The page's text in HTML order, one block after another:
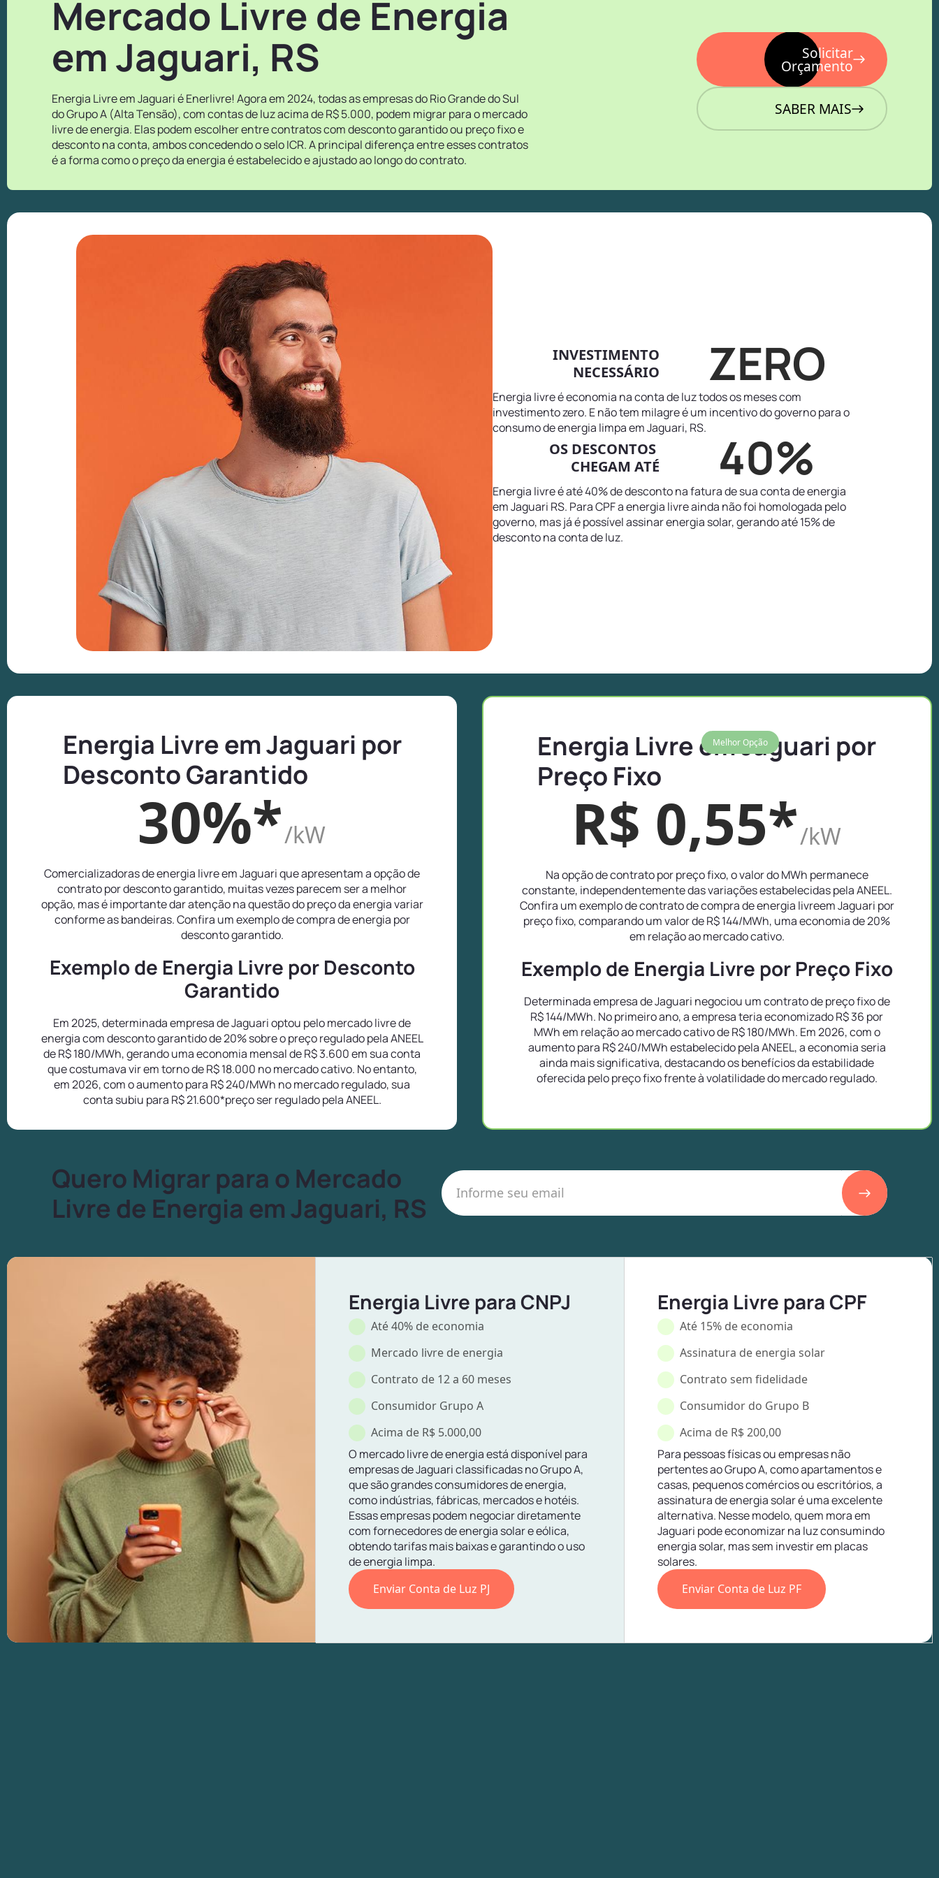
Mercado Livre de Energia
em Jaguari, RS
Energia Livre em Jaguari é Enerlivre! Agora em 2024, todas as empresas do Rio Grande do Sul
do Grupo A (Alta Tensão), com contas de luz acima de R$ 5.000, podem migrar para o mercado
livre de energia. Elas podem escolher entre contratos com desconto garantido ou preço fixo e
desconto na conta, ambos concedendo o selo ICR. A principal diferença entre esses contratos
é a forma como o preço da energia é estabelecido e ajustado ao longo do contrato.
Solicitar
Orçamento
SABER MAIS
INVESTIMENTO
NECESSÁRIO
ZERO
Energia livre é economia na conta de luz todos os meses com
investimento zero. E não tem milagre é um incentivo do governo para o
consumo de energia limpa em Jaguari, RS.
OS DESCONTOS
CHEGAM ATÉ
40%
Energia livre é até 40% de desconto na fatura de sua conta de energia
em Jaguari RS. Para CPF a energia livre ainda não foi homologada pelo
governo, mas já é possível assinar energia solar, gerando até 15% de
desconto na conta de luz.
Energia Livre em Jaguari por
Desconto Garantido
30%*/kW
Comercializadoras de energia livre em Jaguari que apresentam a opção de
contrato por desconto garantido, muitas vezes parecem ser a melhor
opção, mas é importante dar atenção na questão do preço da energia variar
conforme as bandeiras. Confira um exemplo de compra de energia por
desconto garantido.
Exemplo de Energia Livre por Desconto
Garantido
Em 2025, determinada empresa de Jaguari optou pelo mercado livre de
energia com desconto garantido de 20% sobre o preço regulado pela ANEEL
de R$ 180/MWh, gerando uma economia mensal de R$ 3.600 em sua conta
que costumava vir em torno de R$ 18.000 no mercado cativo. No entanto,
em 2026, com o aumento para R$ 240/MWh no mercado regulado, sua
conta subiu para R$ 21.600*preço ser regulado pela ANEEL.
Melhor Opção
Energia Livre em Jaguari por
Preço Fixo
R$ 0,55*/kW
Na opção de contrato por preço fixo, o valor do MWh permanece
constante, independentemente das variações estabelecidas pela ANEEL.
Confira um exemplo de contrato de compra de energia livreem Jaguari por
preço fixo, comparando um valor de R$ 144/MWh, uma economia de 20%
em relação ao mercado cativo.
Exemplo de Energia Livre por Preço Fixo
Determinada empresa de Jaguari negociou um contrato de preço fixo de
R$ 144/MWh. No primeiro ano, a empresa teria economizado R$ 36 por
MWh em relação ao mercado cativo de R$ 180/MWh. Em 2026, com o
aumento para R$ 240/MWh estabelecido pela ANEEL, a economia seria
ainda mais significativa, destacando os benefícios da estabilidade
oferecida pelo preço fixo frente à volatilidade do mercado regulado.
Quero Migrar para o Mercado
Livre de Energia em Jaguari, RS
Energia Livre para CNPJ
Até 40% de economia
Mercado livre de energia
Contrato de 12 a 60 meses
Consumidor Grupo A
Acima de R$ 5.000,00
O mercado livre de energia está disponível para
empresas de Jaguari classificadas no Grupo A,
que são grandes consumidores de energia,
como indústrias, fábricas, mercados e hotéis.
Essas empresas podem negociar diretamente
com fornecedores de energia solar e eólica,
obtendo tarifas mais baixas e garantindo o uso
de energia limpa.
Enviar Conta de Luz PJ
Energia Livre para CPF
Até 15% de economia
Assinatura de energia solar
Contrato sem fidelidade
Consumidor do Grupo B
Acima de R$ 200,00
Para pessoas físicas ou empresas não
pertentes ao Grupo A, como apartamentos e
casas, pequenos comércios ou escritórios, a
assinatura de energia solar é uma excelente
alternativa. Nesse modelo, quem mora em
Jaguari pode economizar na luz consumindo
energia solar, mas sem investir em placas
solares.
Enviar Conta de Luz PF